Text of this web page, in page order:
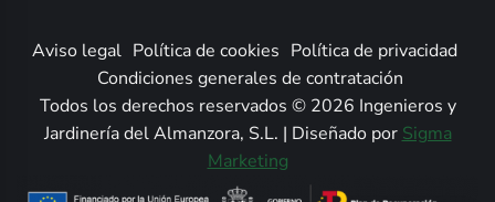
Aviso legal Política de cookies Política de privacidad
Condiciones generales de contratación
Todos los derechos reservados © 2026 Ingenieros y
Jardinería del Almanzora, S.L. | Diseñado por Sigma
Marketing